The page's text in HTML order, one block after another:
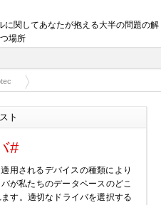
に関してあなたが抱える大半の問題の解
場所
ト
#
用されるデバイスの種類により
が私たちのデータベースのどこ
す。適切なドライバを選択する